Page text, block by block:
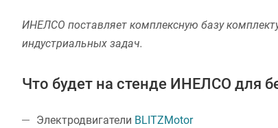
ИНЕЛСО поставляет комплексную базу
индустриальных задач.
Что будет на стенде ИНЕЛСО для
Электродвигатели BLITZMotor